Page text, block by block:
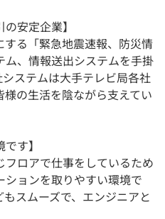
安定企業】
する「緊急地震速報、防災情
、情報送出システムを手掛
ステムは大手テレビ局各社
の生活を陰ながら支えてい
す】
フロアで仕事をしているため
ョンを取りやすい環境で
スムーズで、エンジニアと